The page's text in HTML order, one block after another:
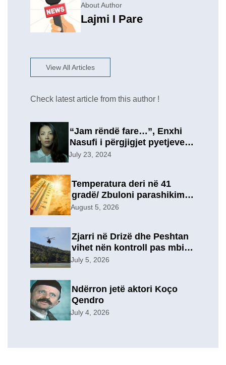
About Author
Lajmi I Pare
View All Articles
Check latest article from this author !
“Jam rëndë fare…”, Enxhi
Nasufi i përgjigjet pyetjeve
për ish-in, pas përfundimit të
një lidhje të re?
July 23, 2024
Temperatura deri në 41
gradë/ Zbuloni parashikimin
e motit, për sot
August 5, 2026
Zjarri në Drizë dhe Peshtan
vihet nën kontroll pas mbi 9
orësh operacion, u
July 5, 2026
Ndërron jetë aktori Koço
Qendro
July 4, 2026